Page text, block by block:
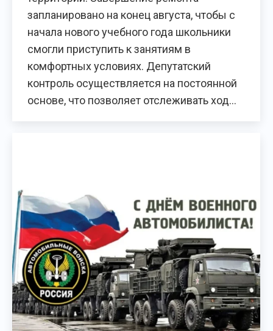
запланировано на конец августа, чтобы с
начала нового учебного года школьники
смогли приступить к занятиям в
комфортных условиях. Депутатский
контроль осуществляется на постоянной
основе, что позволяет отслеживать ход…